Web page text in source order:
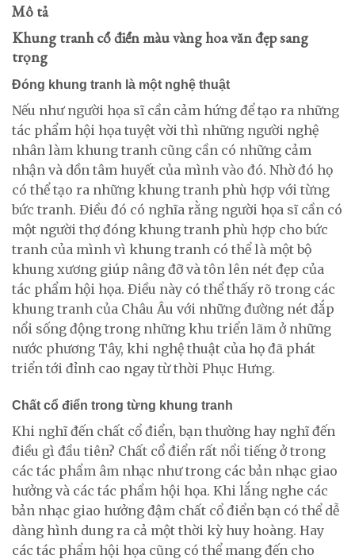
Mô tả
Khung tranh cổ điển màu vàng hoa văn đẹp sang
trọng
Đóng khung tranh là một nghệ thuật
Nếu như người họa sĩ cần cảm hứng để tạo ra những
tác phẩm hội họa tuyệt vời thì những người nghệ
nhân làm khung tranh cũng cần có những cảm
nhận và dồn tâm huyết của mình vào đó. Nhờ đó họ
có thể tạo ra những khung tranh phù hợp với từng
bức tranh. Điều đó có nghĩa rằng người họa sĩ cần có
một người thợ đóng khung tranh phù hợp cho bức
tranh của mình vì khung tranh có thể là một bộ
khung xương giúp nâng đỡ và tôn lên nét đẹp của
tác phẩm hội họa. Điều này có thể thấy rõ trong các
khung tranh của Châu Âu với những đường nét đắp
nổi sống động trong những khu triển lãm ở những
nước phương Tây, khi nghệ thuật của họ đã phát
triển tới đỉnh cao ngay từ thời Phục Hưng.
Chất cổ điển trong từng khung tranh
Khi nghĩ đến chất cổ điển, bạn thường hay nghĩ đến
điều gì đầu tiên? Chất cổ điển rất nổi tiếng ở trong
các tác phẩm âm nhạc như trong các bản nhạc giao
hưởng và các tác phẩm hội họa. Khi lắng nghe các
bản nhạc giao hưởng đậm chất cổ điển bạn có thể dễ
dàng hình dung ra cả một thời kỳ huy hoàng. Hay
các tác phẩm hội họa cũng có thể mang đến cho